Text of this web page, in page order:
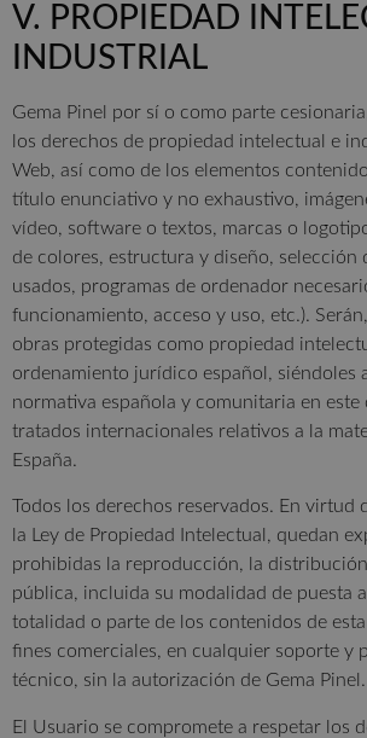
V. PROPIEDAD
INDUSTRIAL
Gema Pinel por sí o como parte
los derechos de propiedad intelectual e
Web, así como de los elementos
título enunciativo y no exhaustivo,
vídeo, software o textos, marcas o
de colores, estructura y diseño, selección
usados, programas de ordenador
funcionamiento, acceso y uso, etc.).
obras protegidas como propiedad
ordenamiento jurídico español, siéndoles
normativa española y comunitaria en este
tratados internacionales relativos a la
España.
Todos los derechos reservados. En virtud
la Ley de Propiedad Intelectual, quedan
prohibidas la reproducción, la
pública, incluida su modalidad de puesta
totalidad o parte de los contenidos de
fines comerciales, en cualquier soporte y
técnico, sin la autorización de Gema Pinel.
El Usuario se compromete a respetar los